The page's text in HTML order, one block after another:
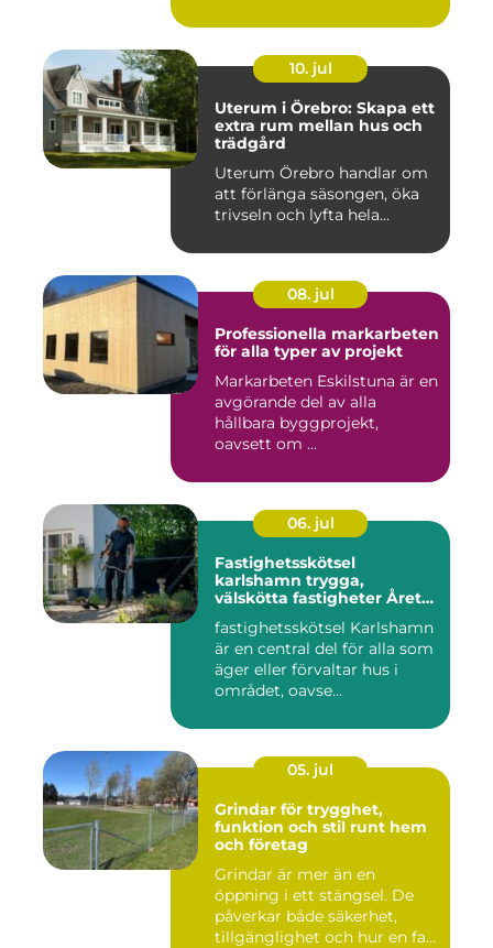
10. jul
Uterum i Örebro: Skapa ett
extra rum mellan hus och
trädgård
Uterum Örebro handlar om
att förlänga säsongen, öka
trivseln och lyfta hela...
08. jul
Professionella markarbeten
för alla typer av projekt
Markarbeten Eskilstuna är en
avgörande del av alla
hållbara byggprojekt,
oavsett om ...
06. jul
Fastighetsskötsel
karlshamn trygga,
välskötta fastigheter Året
fastighetsskötsel Karlshamn
är en central del för alla som
äger eller förvaltar hus i
området, oavse...
05. jul
Grindar för trygghet,
funktion och stil runt hem
och företag
Grindar är mer än en
öppning i ett stängsel. De
påverkar både säkerhet,
tillgänglighet och hur en fa...